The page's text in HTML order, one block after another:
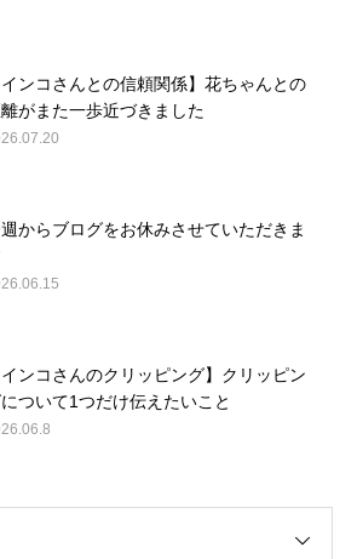
インコさんとの信頼関係】花ちゃんとの
がまた一歩近づきました
からブログをお休みさせていただきま
インコさんのクリッピング】クリッピン
ついて1つだけ伝えたいこと